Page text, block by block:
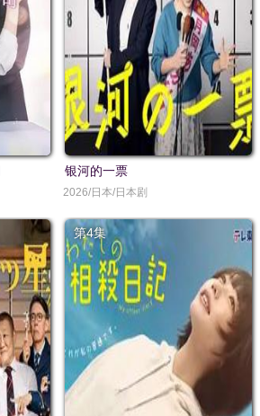
银河的一票
2026/日本/日本剧
第4集